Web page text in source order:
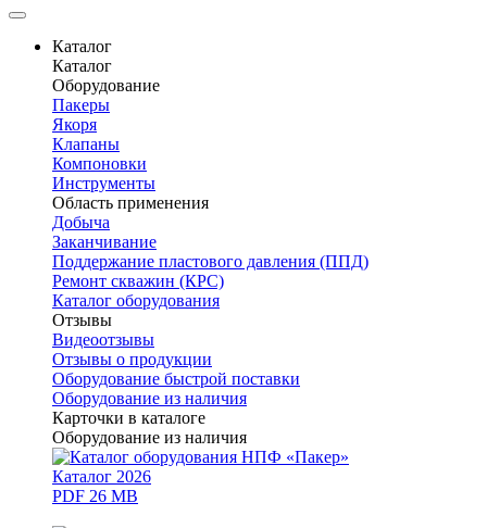
Каталог
Каталог
Оборудование
Пакеры
Якоря
Клапаны
Компоновки
Инструменты
Область применения
Добыча
Заканчивание
Поддержание пластового давления (ППД)
Ремонт скважин (КРС)
Каталог оборудования
Отзывы
Видеоотзывы
Отзывы о продукции
Оборудование быстрой поставки
Оборудование из наличия
Карточки в каталоге
Оборудование из наличия
Каталог 2026
PDF 26 MB